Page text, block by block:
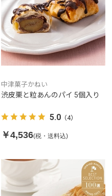
中津菓子かねい
渋皮栗と粒あんのパイ 5個入り
5.0（4）
￥4,536(税・送料込)